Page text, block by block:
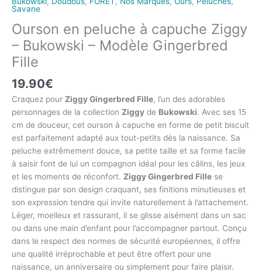
Savane
Ourson en peluche à capuche Ziggy
– Bukowski – Modèle Gingerbred
Fille
19.90€
Craquez pour Ziggy Gingerbred Fille, l’un des adorables
personnages de la collection Ziggy de Bukowski. Avec ses 15
cm de douceur, cet ourson à capuche en forme de petit biscuit
est parfaitement adapté aux tout-petits dès la naissance. Sa
peluche extrêmement douce, sa petite taille et sa forme facile
à saisir font de lui un compagnon idéal pour les câlins, les jeux
et les moments de réconfort. Ziggy Gingerbred Fille se
distingue par son design craquant, ses finitions minutieuses et
son expression tendre qui invite naturellement à l’attachement.
Léger, moelleux et rassurant, il se glisse aisément dans un sac
ou dans une main d’enfant pour l’accompagner partout. Conçu
dans le respect des normes de sécurité européennes, il offre
une qualité irréprochable et peut être offert pour une
naissance, un anniversaire ou simplement pour faire plaisir.